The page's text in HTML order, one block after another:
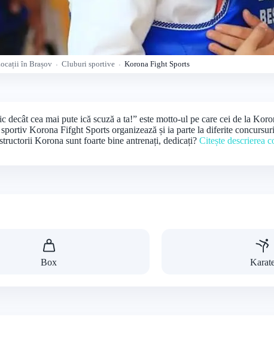
în Brașov Cluburi sportive Korona Fight Sports
decât cea mai pute ică scuză a ta!” este motto-ul pe care cei de la
Korona Fifght Sports organizează și ia parte la diferite
Korona sunt foarte bine antrenați, dedicați? Citește descrierea
Box